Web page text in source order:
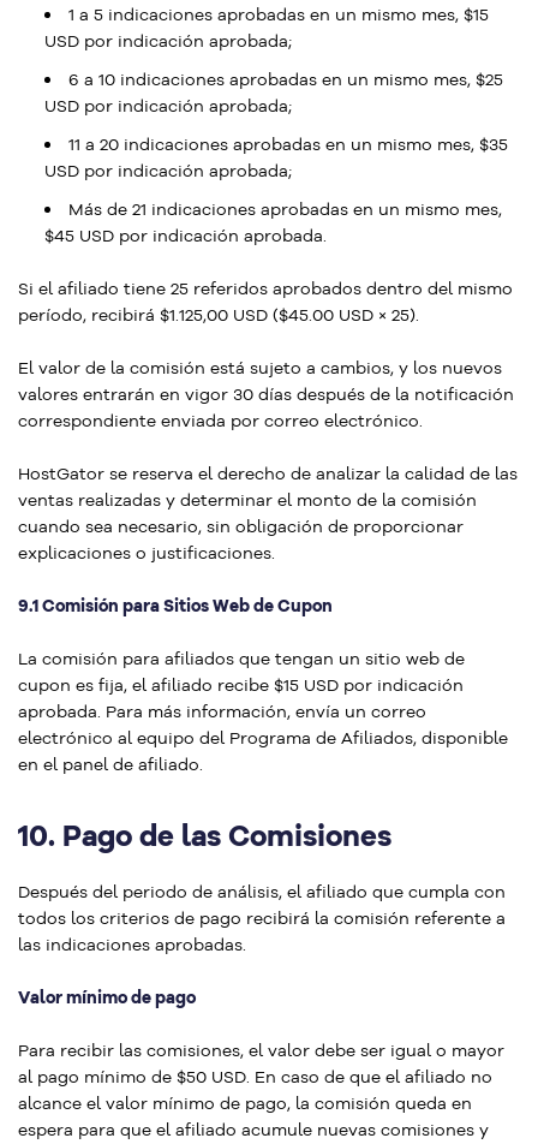
1 a 5 indicaciones aprobadas en un mismo mes, $15
USD por indicación aprobada;
6 a 10 indicaciones aprobadas en un mismo mes, $25
USD por indicación aprobada;
11 a 20 indicaciones aprobadas en un mismo mes, $35
USD por indicación aprobada;
Más de 21 indicaciones aprobadas en un mismo mes,
$45 USD por indicación aprobada.
Si el afiliado tiene 25 referidos aprobados dentro del mismo
período, recibirá $1.125,00 USD ($45.00 USD × 25).
El valor de la comisión está sujeto a cambios, y los nuevos
valores entrarán en vigor 30 días después de la notificación
correspondiente enviada por correo electrónico.
HostGator se reserva el derecho de analizar la calidad de las
ventas realizadas y determinar el monto de la comisión
cuando sea necesario, sin obligación de proporcionar
explicaciones o justificaciones.
9.1 Comisión para Sitios Web de Cupon
La comisión para afiliados que tengan un sitio web de
cupon es fija, el afiliado recibe $15 USD por indicación
aprobada. Para más información, envía un correo
electrónico al equipo del Programa de Afiliados, disponible
en el panel de afiliado.
10. Pago de las Comisiones
Después del periodo de análisis, el afiliado que cumpla con
todos los criterios de pago recibirá la comisión referente a
las indicaciones aprobadas.
Valor mínimo de pago
Para recibir las comisiones, el valor debe ser igual o mayor
al pago mínimo de $50 USD. En caso de que el afiliado no
alcance el valor mínimo de pago, la comisión queda en
espera para que el afiliado acumule nuevas comisiones y